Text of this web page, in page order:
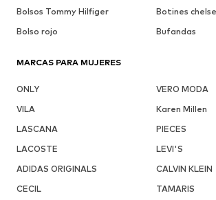
Bolsos Tommy Hilfiger
Botines
Bolso rojo
Bufandas
MARCAS PARA MUJERES
ONLY
VERO MODA
VILA
Karen Millen
LASCANA
PIECES
LACOSTE
LEVI'S
ADIDAS ORIGINALS
CALVIN KLEIN
CECIL
TAMARIS